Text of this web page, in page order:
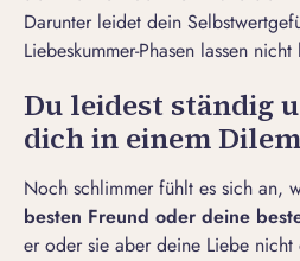
Darunter leidet dein
Liebeskummer-Phasen lassen
Du leidest ständig
dich in einem
Noch schlimmer fühlt es sich an,
besten Freund oder deine
er oder sie aber deine Liebe